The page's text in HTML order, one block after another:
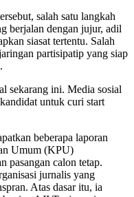
salah satu langkah
berjalan dengan jujur, adil
siasat tertentu. Salah
partisipatip yang siap
sekarang ini. Media sosial
untuk curi start
beberapa laporan
Umum (KPU)
pasangan calon tetap.
jurnalis yang
Atas dasar itu, ia